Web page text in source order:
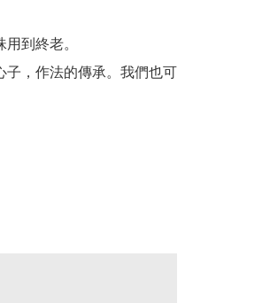
到終老。
子，作法的傳承。我們也可